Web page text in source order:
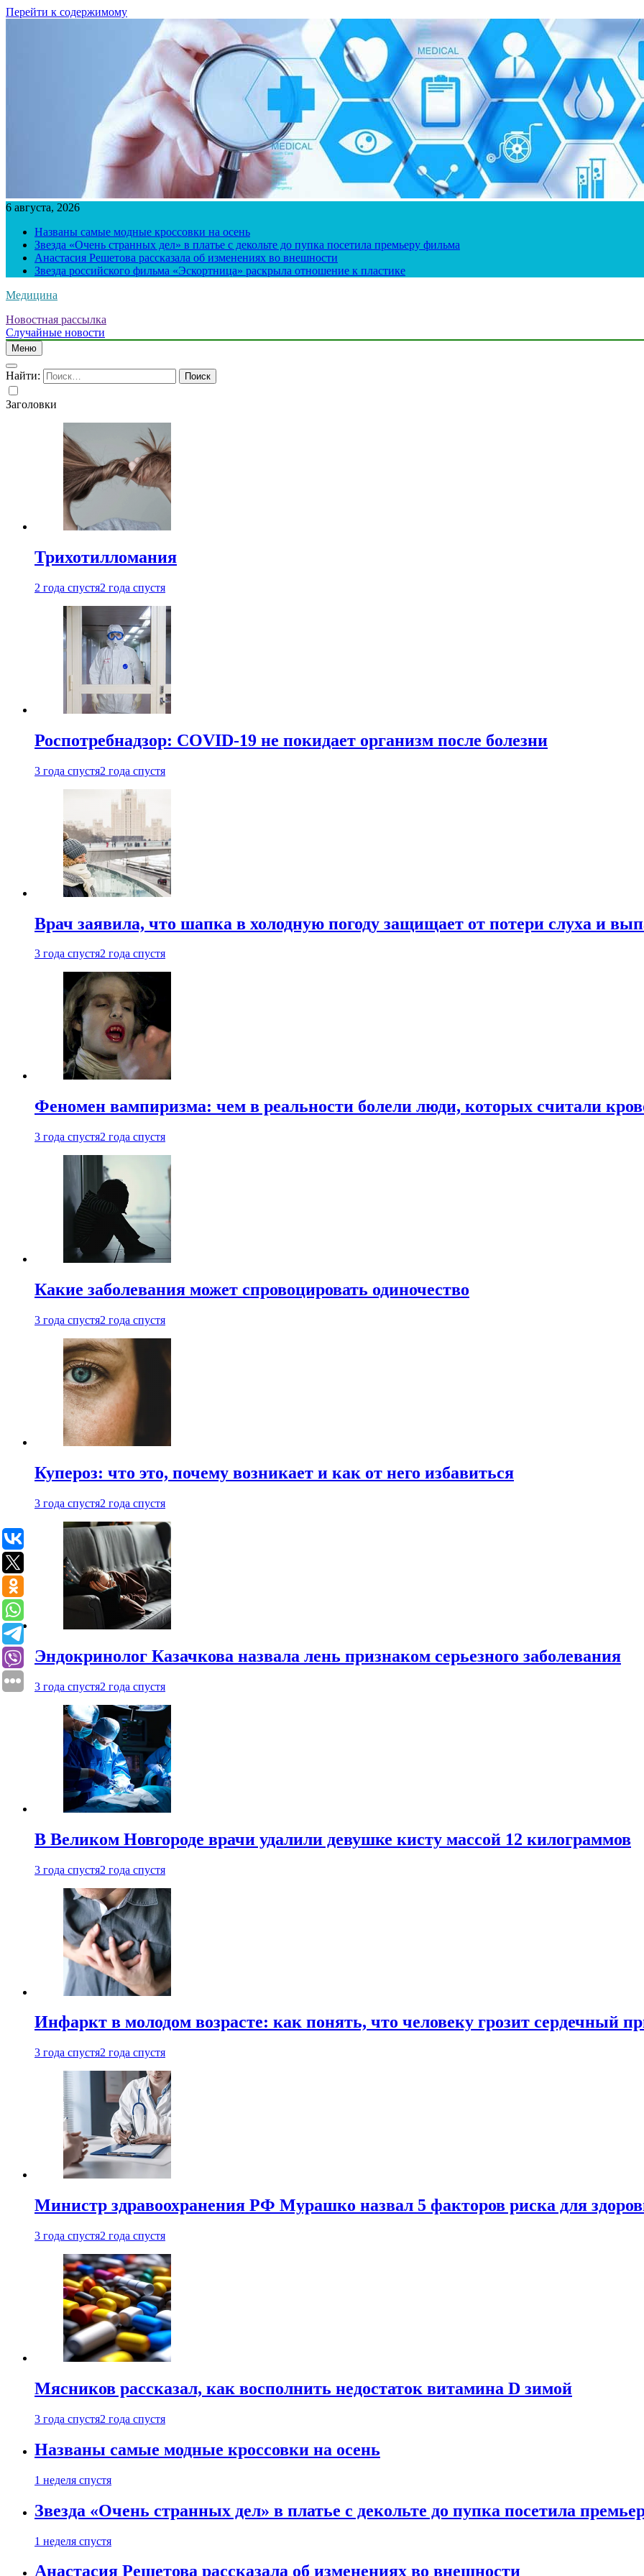
Перейти к содержимому
6 августа, 2026
Названы самые модные кроссовки на осень
Звезда «Очень странных дел» в платье с декольте до пупка посетила премьеру фильма
Анастасия Решетова рассказала об изменениях во внешности
Звезда российского фильма «Эскортница» раскрыла отношение к пластике
Медицина
Новостная рассылка
Случайные новости
Меню
Найти:
Заголовки
Трихотилломания
2 года спустя2 года спустя
Роспотребнадзор: COVID-19 не покидает организм после болезни
3 года спустя2 года спустя
Врач заявила, что шапка в холодную погоду защищает от потери слуха и
3 года спустя2 года спустя
Феномен вампиризма: чем в реальности болели люди, которых считали
3 года спустя2 года спустя
Какие заболевания может спровоцировать одиночество
3 года спустя2 года спустя
Купероз: что это, почему возникает и как от него избавиться
3 года спустя2 года спустя
Эндокринолог Казачкова назвала лень признаком серьезного заболевания
3 года спустя2 года спустя
В Великом Новгороде врачи удалили девушке кисту массой 12 килограммов
3 года спустя2 года спустя
Инфаркт в молодом возрасте: как понять, что человеку грозит сердечный
3 года спустя2 года спустя
Министр здравоохранения РФ Мурашко назвал 5 факторов риска для
3 года спустя2 года спустя
Мясников рассказал, как восполнить недостаток витамина D зимой
3 года спустя2 года спустя
Названы самые модные кроссовки на осень
1 неделя спустя
Звезда «Очень странных дел» в платье с декольте до пупка посетила
1 неделя спустя
Анастасия Решетова рассказала об изменениях во внешности